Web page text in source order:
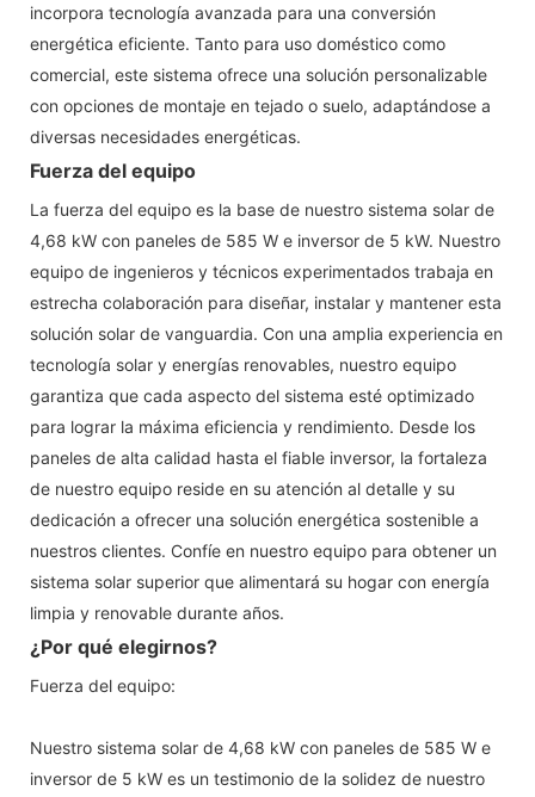
incorpora tecnología avanzada para una conversión
energética eficiente. Tanto para uso doméstico como
comercial, este sistema ofrece una solución personalizable
con opciones de montaje en tejado o suelo, adaptándose a
diversas necesidades energéticas.
Fuerza del equipo
La fuerza del equipo es la base de nuestro sistema solar de
4,68 kW con paneles de 585 W e inversor de 5 kW. Nuestro
equipo de ingenieros y técnicos experimentados trabaja en
estrecha colaboración para diseñar, instalar y mantener esta
solución solar de vanguardia. Con una amplia experiencia en
tecnología solar y energías renovables, nuestro equipo
garantiza que cada aspecto del sistema esté optimizado
para lograr la máxima eficiencia y rendimiento. Desde los
paneles de alta calidad hasta el fiable inversor, la fortaleza
de nuestro equipo reside en su atención al detalle y su
dedicación a ofrecer una solución energética sostenible a
nuestros clientes. Confíe en nuestro equipo para obtener un
sistema solar superior que alimentará su hogar con energía
limpia y renovable durante años.
¿Por qué elegirnos?
Fuerza del equipo:
Nuestro sistema solar de 4,68 kW con paneles de 585 W e
inversor de 5 kW es un testimonio de la solidez de nuestro